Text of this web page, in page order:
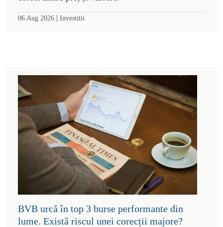
06 Aug 2026 | Investitii
BVB urcă în top 3 burse performante din
lume. Există riscul unei corecții majore?